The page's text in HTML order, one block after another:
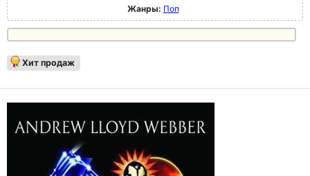
Жанры: Поп
Хит продаж